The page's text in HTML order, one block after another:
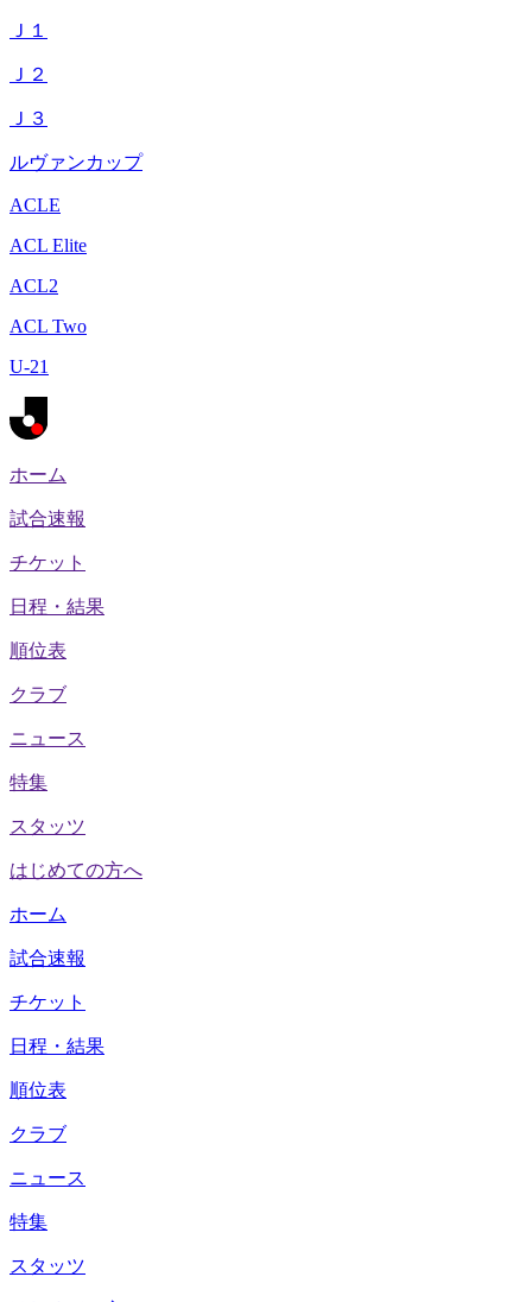
Ｊ１
Ｊ２
Ｊ３
ルヴァンカップ
ACLE
ACL Elite
ACL2
ACL Two
U-21
ホーム
試合速報
チケット
日程・結果
順位表
クラブ
ニュース
特集
スタッツ
はじめての方へ
ホーム
試合速報
チケット
日程・結果
順位表
クラブ
ニュース
特集
スタッツ